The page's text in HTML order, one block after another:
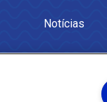
Notícias